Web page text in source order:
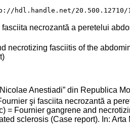
hdl.handle.net/20.500.12710/
necrozantă a peretelui
necrotizing fasciitis of the
Anestiadi” din Republica
şi fasciita necrozantă a
= Fournier gangrene and
sclerosis (Case report). In: